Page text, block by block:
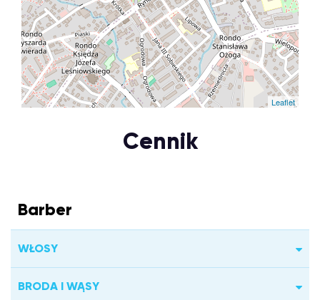
Leaflet
Cennik
Barber
WŁOSY
BRODA I WĄSY